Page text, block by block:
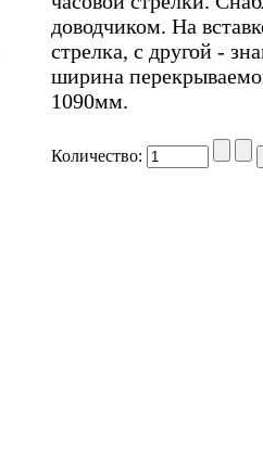
доводчиком. На
стрелка, с другой -
ширина
1090мм.
Количество: